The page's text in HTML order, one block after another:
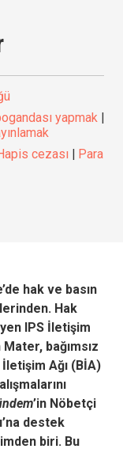
yapmak
cezası
Para
hak ve basın
Hak
IPS İletişim
bağımsız
Ağı (BİA)
’in Nöbetçi
destek
biri. Bu